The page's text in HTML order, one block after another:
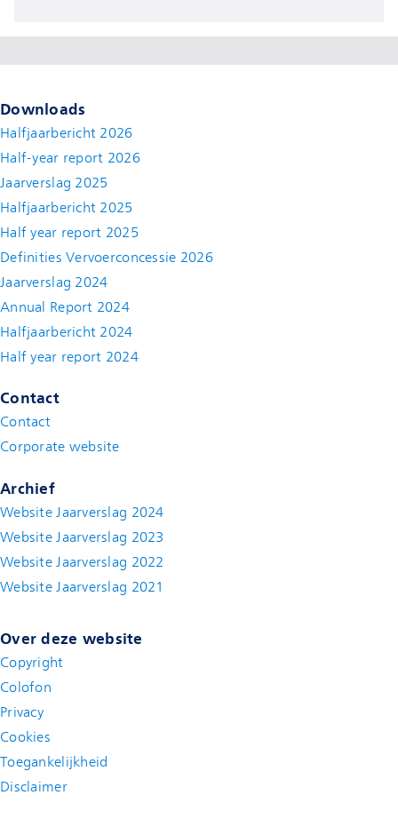
Downloads
Halfjaarbericht 2026
Half-year report 2026
Jaarverslag 2025
Halfjaarbericht 2025
Half year report 2025
Definities Vervoerconcessie 2026
Jaarverslag 2024
Annual Report 2024
Halfjaarbericht 2024
Half year report 2024(new window)
Contact
Contact
Corporate website
Archief
Website Jaarverslag 2024
Website Jaarverslag 2023
Website Jaarverslag 2022
Website Jaarverslag 2021
Over deze website
Copyright
Colofon
Privacy
Cookies
Toegankelijkheid
Disclaimer(new window)